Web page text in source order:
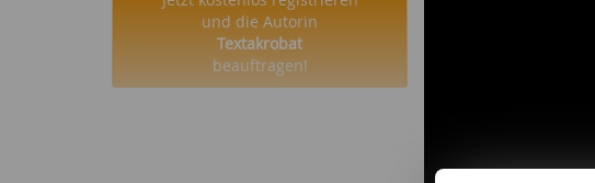
und die Autorin
Textakrobat
beauftragen!